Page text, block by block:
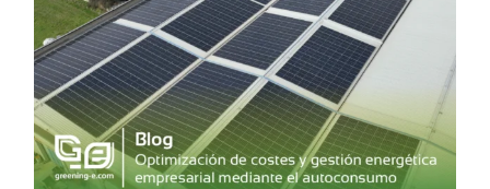
Optimización de costes y
gestión energética
empresarial mediante el
autoconsumo fotovoltaico
Blog